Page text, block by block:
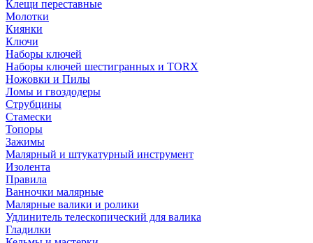
Клещи переставные
Молотки
Киянки
Ключи
Наборы ключей
Наборы ключей шестигранных и TORX
Ножовки и Пилы
Ломы и гвоздодеры
Струбцины
Стамески
Топоры
Зажимы
Малярный и штукатурный инструмент
Изолента
Правила
Ванночки малярные
Малярные валики и ролики
Удлинитель телескопический для валика
Гладилки